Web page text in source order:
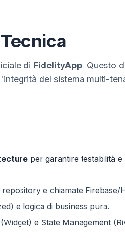
di FidelityApp. Questo
del sistema multi-
per garantire testabilità
e chiamate Firebase/
e logica di business pura.
e State Management